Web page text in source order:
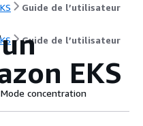
Guide de l’utilisateur
Guide de l’utilisateur
EKS
Mode concentration